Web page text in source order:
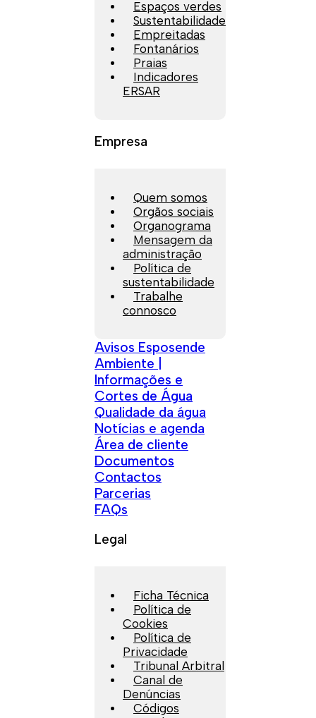
Espaços verdes
Sustentabilidade
Empreitadas
Fontanários
Praias
Indicadores
ERSAR
Empresa
Quem somos
Orgãos sociais
Organograma
Mensagem da
administração
Política de
sustentabilidade
Trabalhe
connosco
Avisos Esposende
Ambiente |
Informações e
Cortes de Água
Qualidade da água
Notícias e agenda
Área de cliente
Documentos
Contactos
Parcerias
FAQs
Legal
Ficha Técnica
Política de
Cookies
Política de
Privacidade
Tribunal Arbitral
Canal de
Denúncias
Códigos